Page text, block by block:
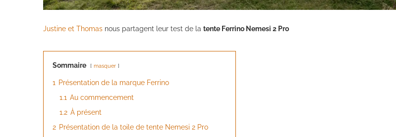
Justine et Thomas nous partagent leur test de la tente Ferrino Nemesi 2 Pro
Sommaire masquer
1
Présentation de la marque Ferrino
1.1 Au commencement
1.2 À présent
2 Présentation de la toile de tente Nemesi 2 Pro